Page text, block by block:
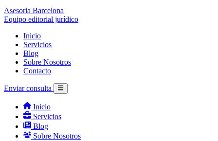
Asesoria Barcelona
Equipo editorial jurídico
Inicio
Servicios
Blog
Sobre Nosotros
Contacto
Enviar consulta
Inicio
Servicios
Blog
Sobre Nosotros